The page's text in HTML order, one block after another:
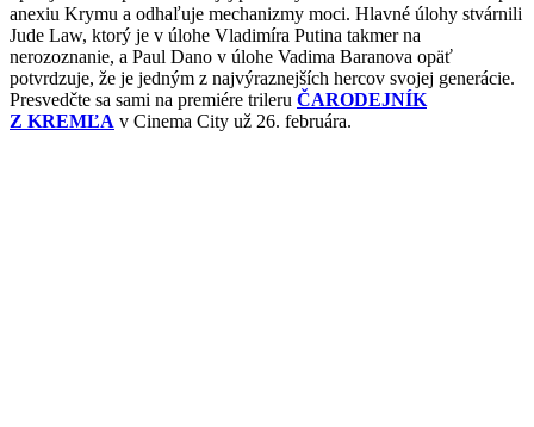
anexiu Krymu a odhaľuje mechanizmy moci. Hlavné úlohy stvárnili
Jude Law, ktorý je v úlohe Vladimíra Putina takmer na
nerozoznanie, a Paul Dano v úlohe Vadima Baranova opäť
potvrdzuje, že je jedným z najvýraznejších hercov svojej generácie.
Presvedčte sa sami na premiére trileru ČARODEJNÍK
Z KREMĽA v Cinema City už 26. februára.